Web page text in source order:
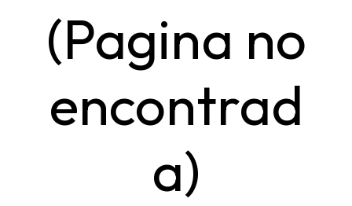
(Pagina no
encontrad
a)